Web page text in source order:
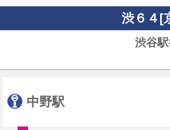
渋６４[
渋谷
中野駅